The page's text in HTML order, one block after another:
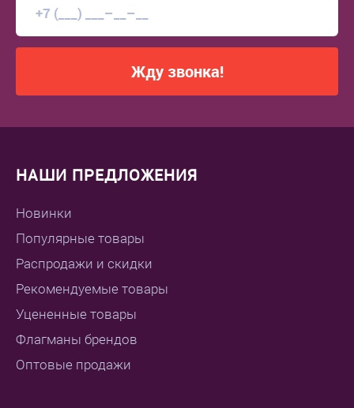
Жду звонка!
НАШИ ПРЕДЛОЖЕНИЯ
Новинки
Популярные товары
Распродажи и скидки
Рекомендуемые товары
Уцененные товары
Флагманы брендов
Оптовые продажи